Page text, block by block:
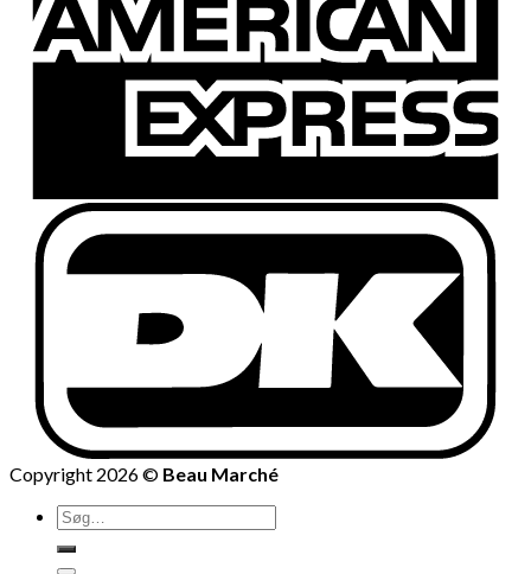
Copyright 2026 © Beau Marché
Søg
efter: